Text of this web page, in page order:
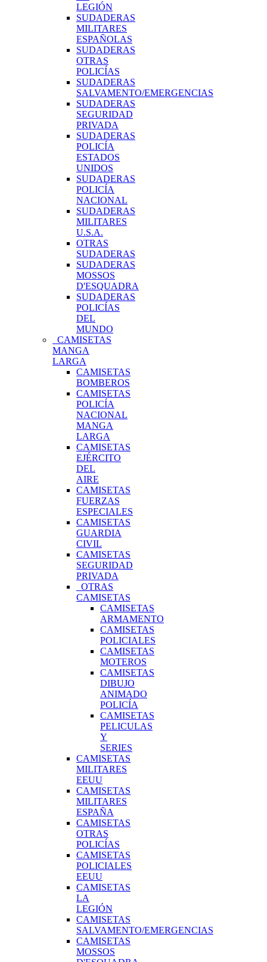
LEGIÓN
SUDADERAS
MILITARES
ESPAÑOLAS
SUDADERAS
OTRAS
POLICÍAS
SUDADERAS
SALVAMENTO/EMERGENCIAS
SUDADERAS
SEGURIDAD
PRIVADA
SUDADERAS
POLICÍA
ESTADOS
UNIDOS
SUDADERAS
POLICÍA
NACIONAL
SUDADERAS
MILITARES
U.S.A.
OTRAS
SUDADERAS
SUDADERAS
MOSSOS
D'ESQUADRA
SUDADERAS
POLICÍAS
DEL
MUNDO
CAMISETAS
MANGA
LARGA
CAMISETAS
BOMBEROS
CAMISETAS
POLICÍA
NACIONAL
MANGA
LARGA
CAMISETAS
EJÉRCITO
DEL
AIRE
CAMISETAS
FUERZAS
ESPECIALES
CAMISETAS
GUARDIA
CIVIL
CAMISETAS
SEGURIDAD
PRIVADA
OTRAS
CAMISETAS
CAMISETAS
ARMAMENTO
CAMISETAS
POLICIALES
CAMISETAS
MOTEROS
CAMISETAS
DIBUJO
ANIMADO
POLICÍA
CAMISETAS
PELICULAS
Y
SERIES
CAMISETAS
MILITARES
EEUU
CAMISETAS
MILITARES
ESPAÑA
CAMISETAS
OTRAS
POLICÍAS
CAMISETAS
POLICIALES
EEUU
CAMISETAS
LA
LEGIÓN
CAMISETAS
SALVAMENTO/EMERGENCIAS
CAMISETAS
MOSSOS